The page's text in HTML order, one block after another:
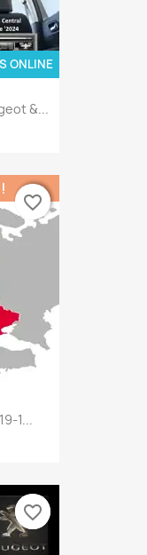
&...
ONLINE
1...
favorite_border
favorite_border
favorite_border
favorite_border